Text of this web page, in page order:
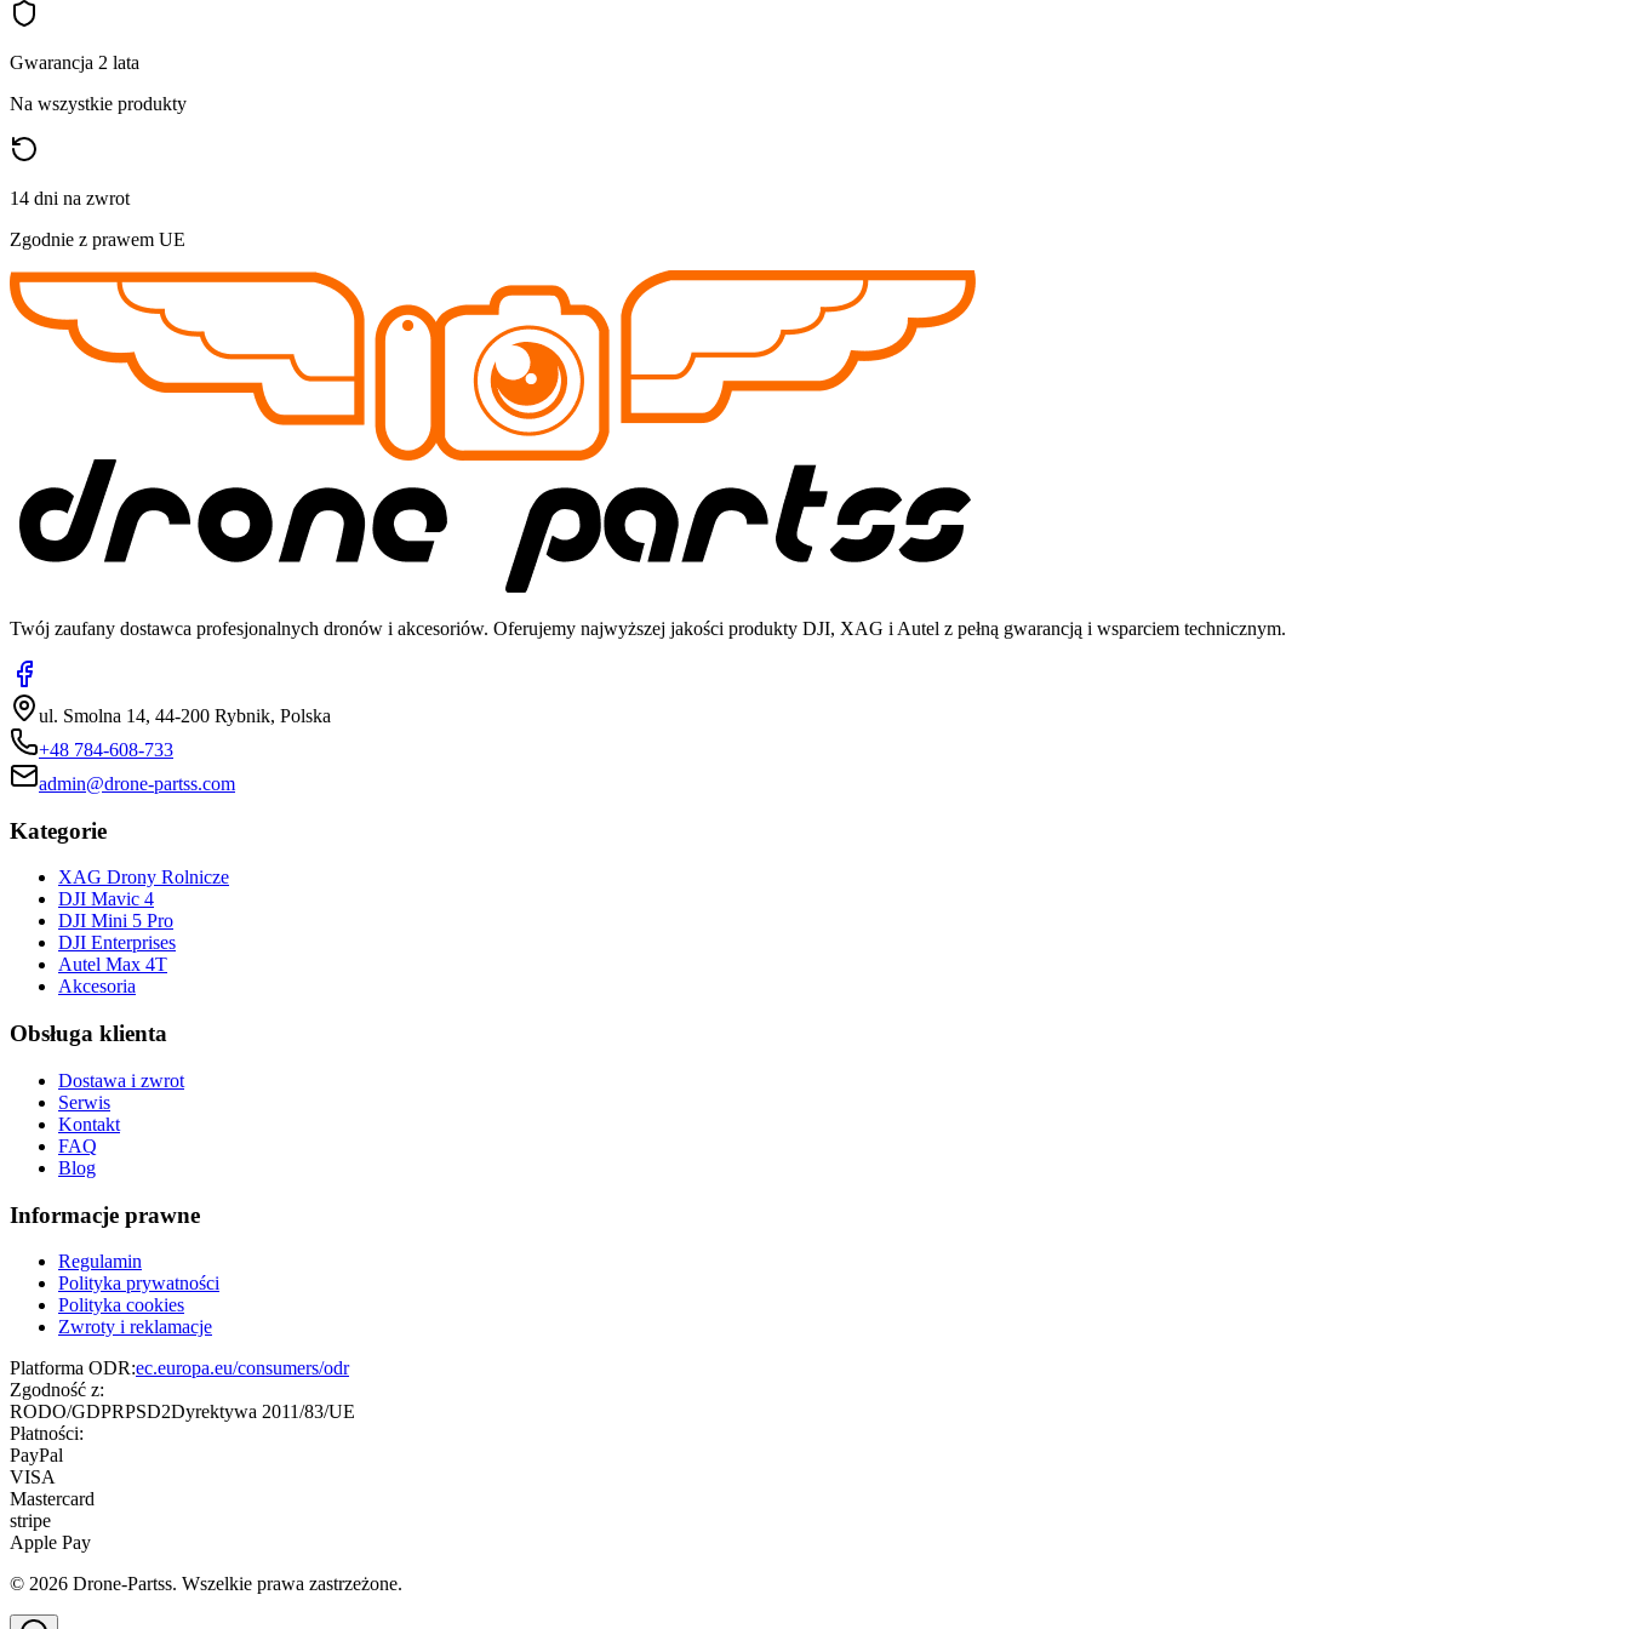
Gwarancja 2 lata
Na wszystkie produkty
14 dni na zwrot
Zgodnie z prawem UE
Twój zaufany dostawca profesjonalnych dronów i akcesoriów. Oferujemy najwyższej jakości produkty DJI, XAG i Autel z pełną gwarancją i wsparciem technicznym.
ul. Smolna 14, 44-200 Rybnik, Polska
+48 784-608-733
admin@drone-partss.com
Kategorie
XAG Drony Rolnicze
DJI Mavic 4
DJI Mini 5 Pro
DJI Enterprises
Autel Max 4T
Akcesoria
Obsługa klienta
Dostawa i zwrot
Serwis
Kontakt
FAQ
Blog
Informacje prawne
Regulamin
Polityka prywatności
Polityka cookies
Zwroty i reklamacje
Platforma ODR:ec.europa.eu/consumers/odr
Zgodność z:
RODO/GDPRPSD2Dyrektywa 2011/83/UE
Płatności:
PayPal
VISA
Mastercard
stripe
Apple Pay
© 2026 Drone-Partss. Wszelkie prawa zastrzeżone.